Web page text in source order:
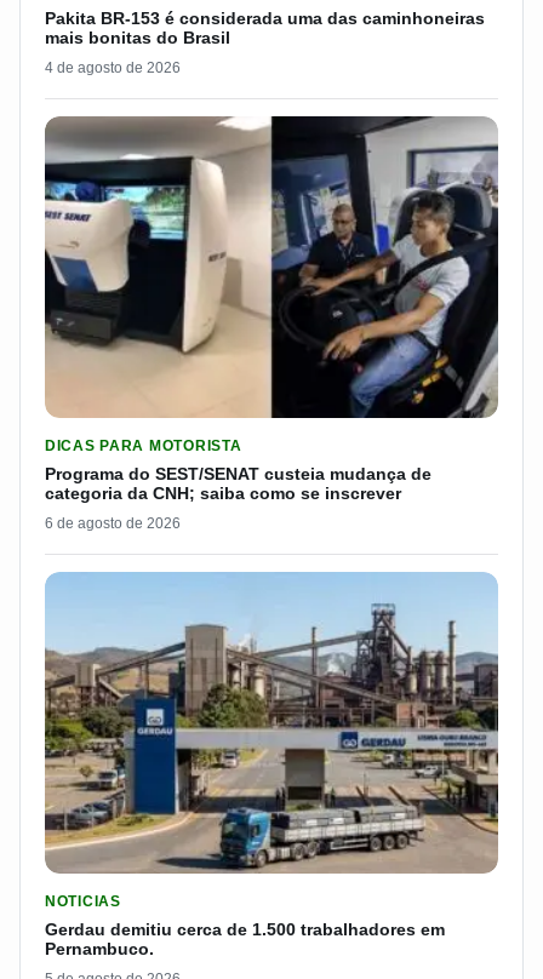
Pakita BR-153 é considerada uma das caminhoneiras
mais bonitas do Brasil
4 de agosto de 2026
DICAS PARA MOTORISTA
Programa do SEST/SENAT custeia mudança de
categoria da CNH; saiba como se inscrever
6 de agosto de 2026
NOTICIAS
Gerdau demitiu cerca de 1.500 trabalhadores em
Pernambuco.